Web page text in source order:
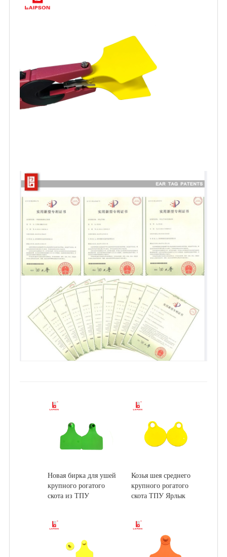
Новая бирка для ушей
крупного рогатого
скота из ТПУ
Козья шея среднего
крупного рогатого
скота ТПУ Ярлык